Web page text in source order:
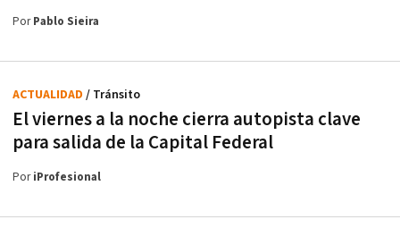
PorPablo Sieira
El viernes a la noche cierra autopista clave
para salida de la Capital Federal
ACTUALIDAD / Tránsito
PoriProfesional